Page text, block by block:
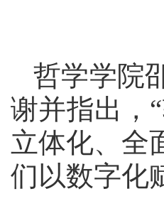
哲学学院
谢并指出，
立体化、全
们以数字化